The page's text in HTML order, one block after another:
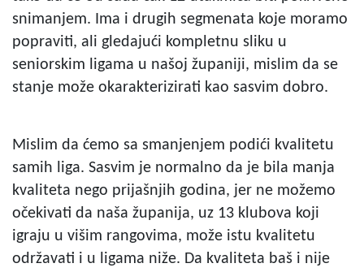
snimanjem. Ima i drugih segmenata koje moramo
popraviti, ali gledajući kompletnu sliku u
seniorskim ligama u našoj županiji, mislim da se
stanje može okarakterizirati kao sasvim dobro.
Mislim da ćemo sa smanjenjem podići kvalitetu
samih liga. Sasvim je normalno da je bila manja
kvaliteta nego prijašnjih godina, jer ne možemo
očekivati da naša županija, uz 13 klubova koji
igraju u višim rangovima, može istu kvalitetu
održavati i u ligama niže. Da kvaliteta baš i nije